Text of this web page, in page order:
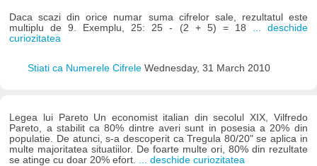
Daca scazi din orice numar suma cifrelor sale, rezultatul este
multiplu de 9. Exemplu, 25: 25 - (2 + 5) = 18 ... deschide
curiozitatea
Stiati ca Numerele Cifrele Wednesday, 31 March 2010
Legea lui Pareto Un economist italian din secolul XIX, Vilfredo
Pareto, a stabilit ca 80% dintre averi sunt in posesia a 20% din
populatie. De atunci, s-a descoperit ca Tregula 80/20" se aplica in
multe majoritatea situatiilor. De foarte multe ori, 80% din rezultate
se atinge cu doar 20% efort.
... deschide curiozitatea